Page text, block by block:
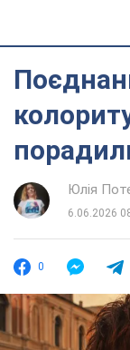
Юлія
6.06.2026
0